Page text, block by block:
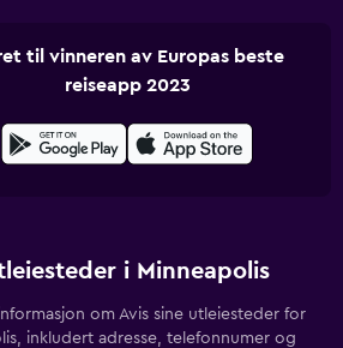
til vinneren av Europas beste
reiseapp 2023
i Minneapolis
om Avis sine utleiesteder for
inkludert adresse, telefonnumer og